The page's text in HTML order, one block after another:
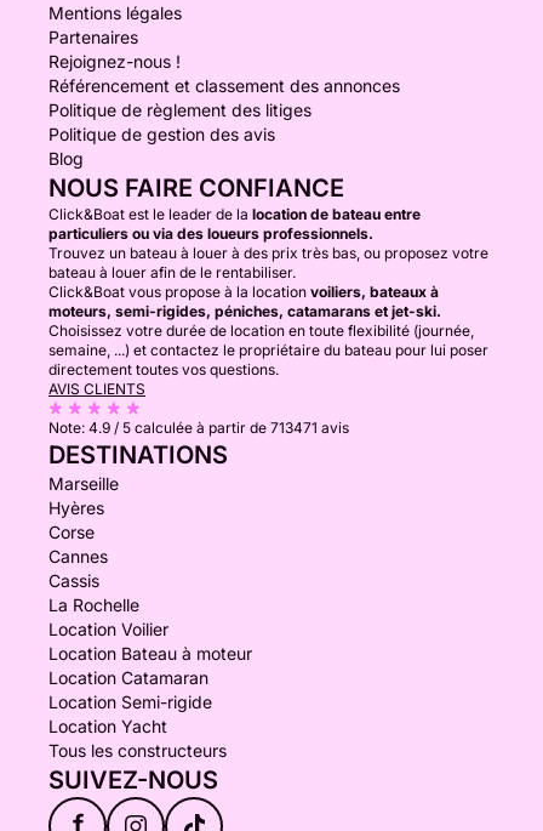
Mentions légales
Partenaires
Rejoignez-nous !
Référencement et classement des annonces
Politique de règlement des litiges
Politique de gestion des avis
Blog
NOUS FAIRE CONFIANCE
Click&Boat est le leader de la location de bateau entre
particuliers ou via des loueurs professionnels.
Trouvez un bateau à louer à des prix très bas, ou proposez votre
bateau à louer afin de le rentabiliser.
Click&Boat vous propose à la location voiliers, bateaux à
moteurs, semi-rigides, péniches, catamarans et jet-ski.
Choisissez votre durée de location en toute flexibilité (journée,
semaine, ...) et contactez le propriétaire du bateau pour lui poser
directement toutes vos questions.
AVIS CLIENTS
Note: 4.9 / 5 calculée à partir de 713471 avis
DESTINATIONS
Marseille
Hyères
Corse
Cannes
Cassis
La Rochelle
Location Voilier
Location Bateau à moteur
Location Catamaran
Location Semi-rigide
Location Yacht
Tous les constructeurs
SUIVEZ-NOUS